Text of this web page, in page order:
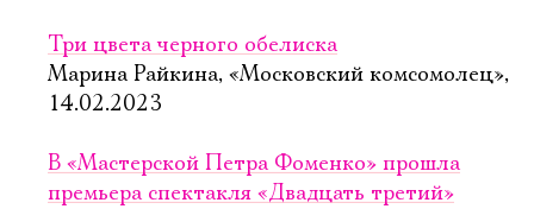
Три цвета черного обелиска
Марина Райкина, «Московский комсомолец»,
14.02.2023
В «Мастерской Петра Фоменко» прошла
премьера спектакля «Двадцать третий»